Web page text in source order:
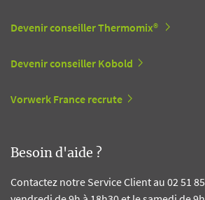
Devenir conseiller Thermomix®
Devenir conseiller Kobold
Vorwerk France recrute
Besoin d'aide ?
Contactez notre Service Client au 02 51